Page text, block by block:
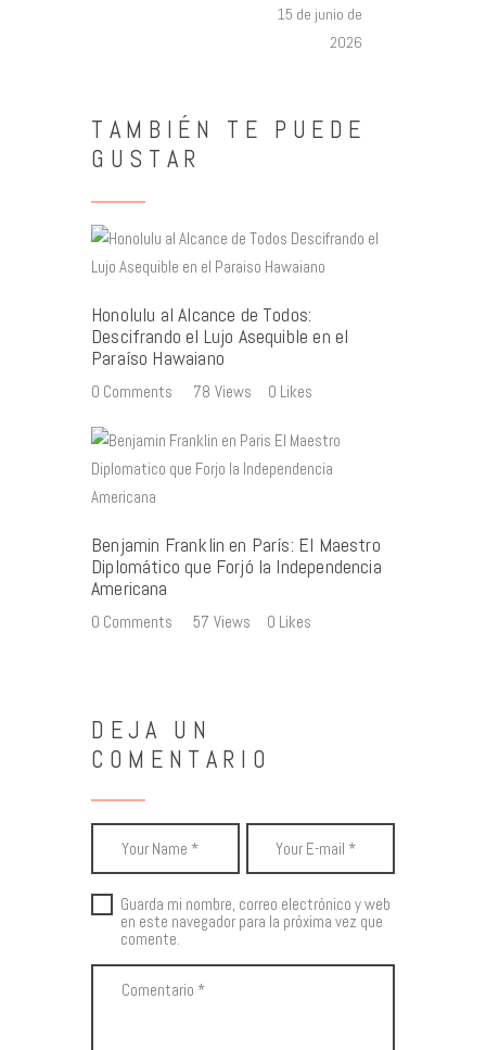
15 de junio de
2026
TAMBIÉN TE PUEDE
GUSTAR
Honolulu al Alcance de Todos:
Descifrando el Lujo Asequible en el
Paraíso Hawaiano
0 Comments 78 Views 0 Likes
Benjamin Franklin en París: El Maestro
Diplomático que Forjó la Independencia
Americana
0 Comments 57 Views 0 Likes
DEJA UN
COMENTARIO
Guarda mi nombre, correo electrónico y web
en este navegador para la próxima vez que
comente.